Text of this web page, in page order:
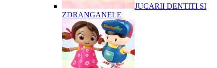
JUCARII DENTITI SI
ZDRANGANELE